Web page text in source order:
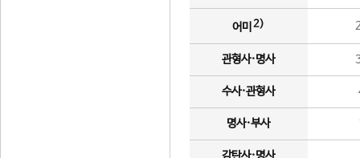
어미 2)
관형사·명사
수사·관형사
명사·부사